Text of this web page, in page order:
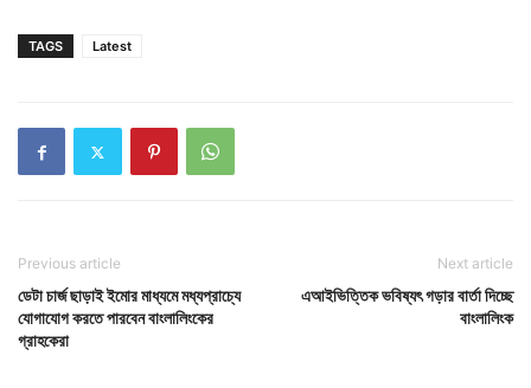
TAGS Latest
Previous article
ডেটা চার্জ ছাড়াই ইমোর মাধ্যমে মধ্যপ্রাচ্যে
যোগাযোগ করতে পারবেন বাংলালিংকের
গ্রাহকেরা
Next article
এআইভিত্তিক ভবিষ্যৎ গড়ার বার্তা দিচ্ছে
বাংলালিংক